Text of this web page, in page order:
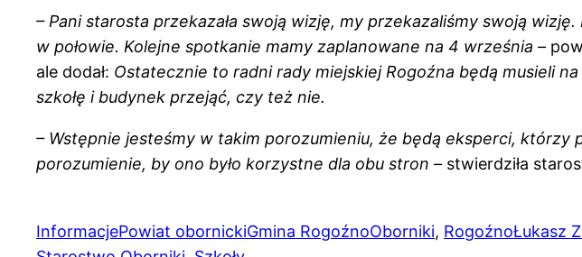
– Pani starosta przekazała swoją wizję, my przekazaliśmy swoją
w połowie. Kolejne spotkanie mamy zaplanowane na 4 września –
ale dodał: Ostatecznie to radni rady miejskiej Rogoźna będą musieli
szkołę i budynek przejąć, czy też nie.
– Wstępnie jesteśmy w takim porozumieniu, że będą eksperci, którzy
porozumienie, by ono było korzystne dla obu stron – stwierdziła
InformacjePowiat obornickiGmina RogoźnoOborniki, RogoźnoŁukasz